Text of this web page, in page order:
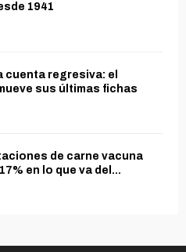
1941
cuenta regresiva: el
sus últimas fichas
de carne vacuna
en lo que va del...